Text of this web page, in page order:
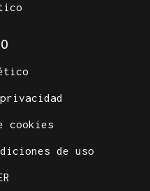
cookies
de uso